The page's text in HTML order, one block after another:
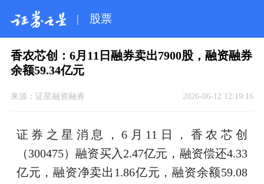
| 股票
香农芯创：6月11日融券卖出7900股，融资融券
余额59.34亿元
来源： 证星融资融券 2026-06-12 12:19:16
证券之星消息，6月11日，香农芯创
（300475）融资买入2.47亿元，融资偿还4.33
亿元，融资净卖出1.86亿元，融资余额59.08